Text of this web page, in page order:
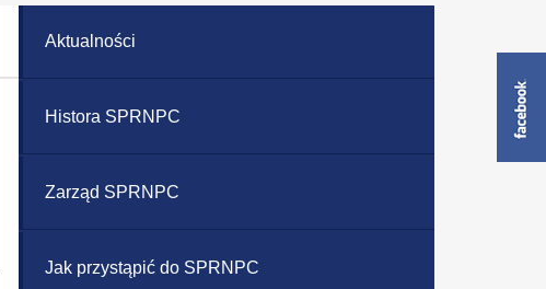
Aktualności
Histora SPRNPC
Zarząd SPRNPC
Jak przystąpić do SPRNPC